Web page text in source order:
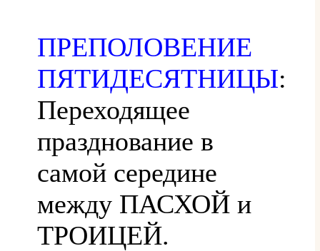
ПРЕПОЛОВЕНИЕ
ПЯТИДЕСЯТНИЦЫ:
Переходящее
празднование в
самой середине
между ПАСХОЙ и
ТРОИЦЕЙ.